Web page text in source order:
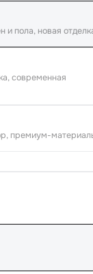
и пола, новая
современная
премиум-